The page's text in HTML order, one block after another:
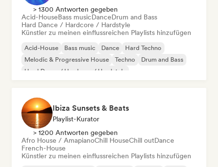
> 1300 Antworten gegeben
Acid-HouseBass musicDanceDrum and Bass
Hard Dance / Hardcore / Hardstyle
Künstler zu meinen einflussreichen Playlists hinzufügen
Acid-House Bass music Dance
Hard Techno
Melodic & Progressive House
Techno
Drum and Bass
Hard Dance / Hardcore / Hardstyle
Ibiza Sunsets & Beats
Playlist-Kurator
> 1200 Antworten gegeben
Afro House / AmapianoChill HouseChill outDance
French-House
Künstler zu meinen einflussreichen Playlists hinzufügen